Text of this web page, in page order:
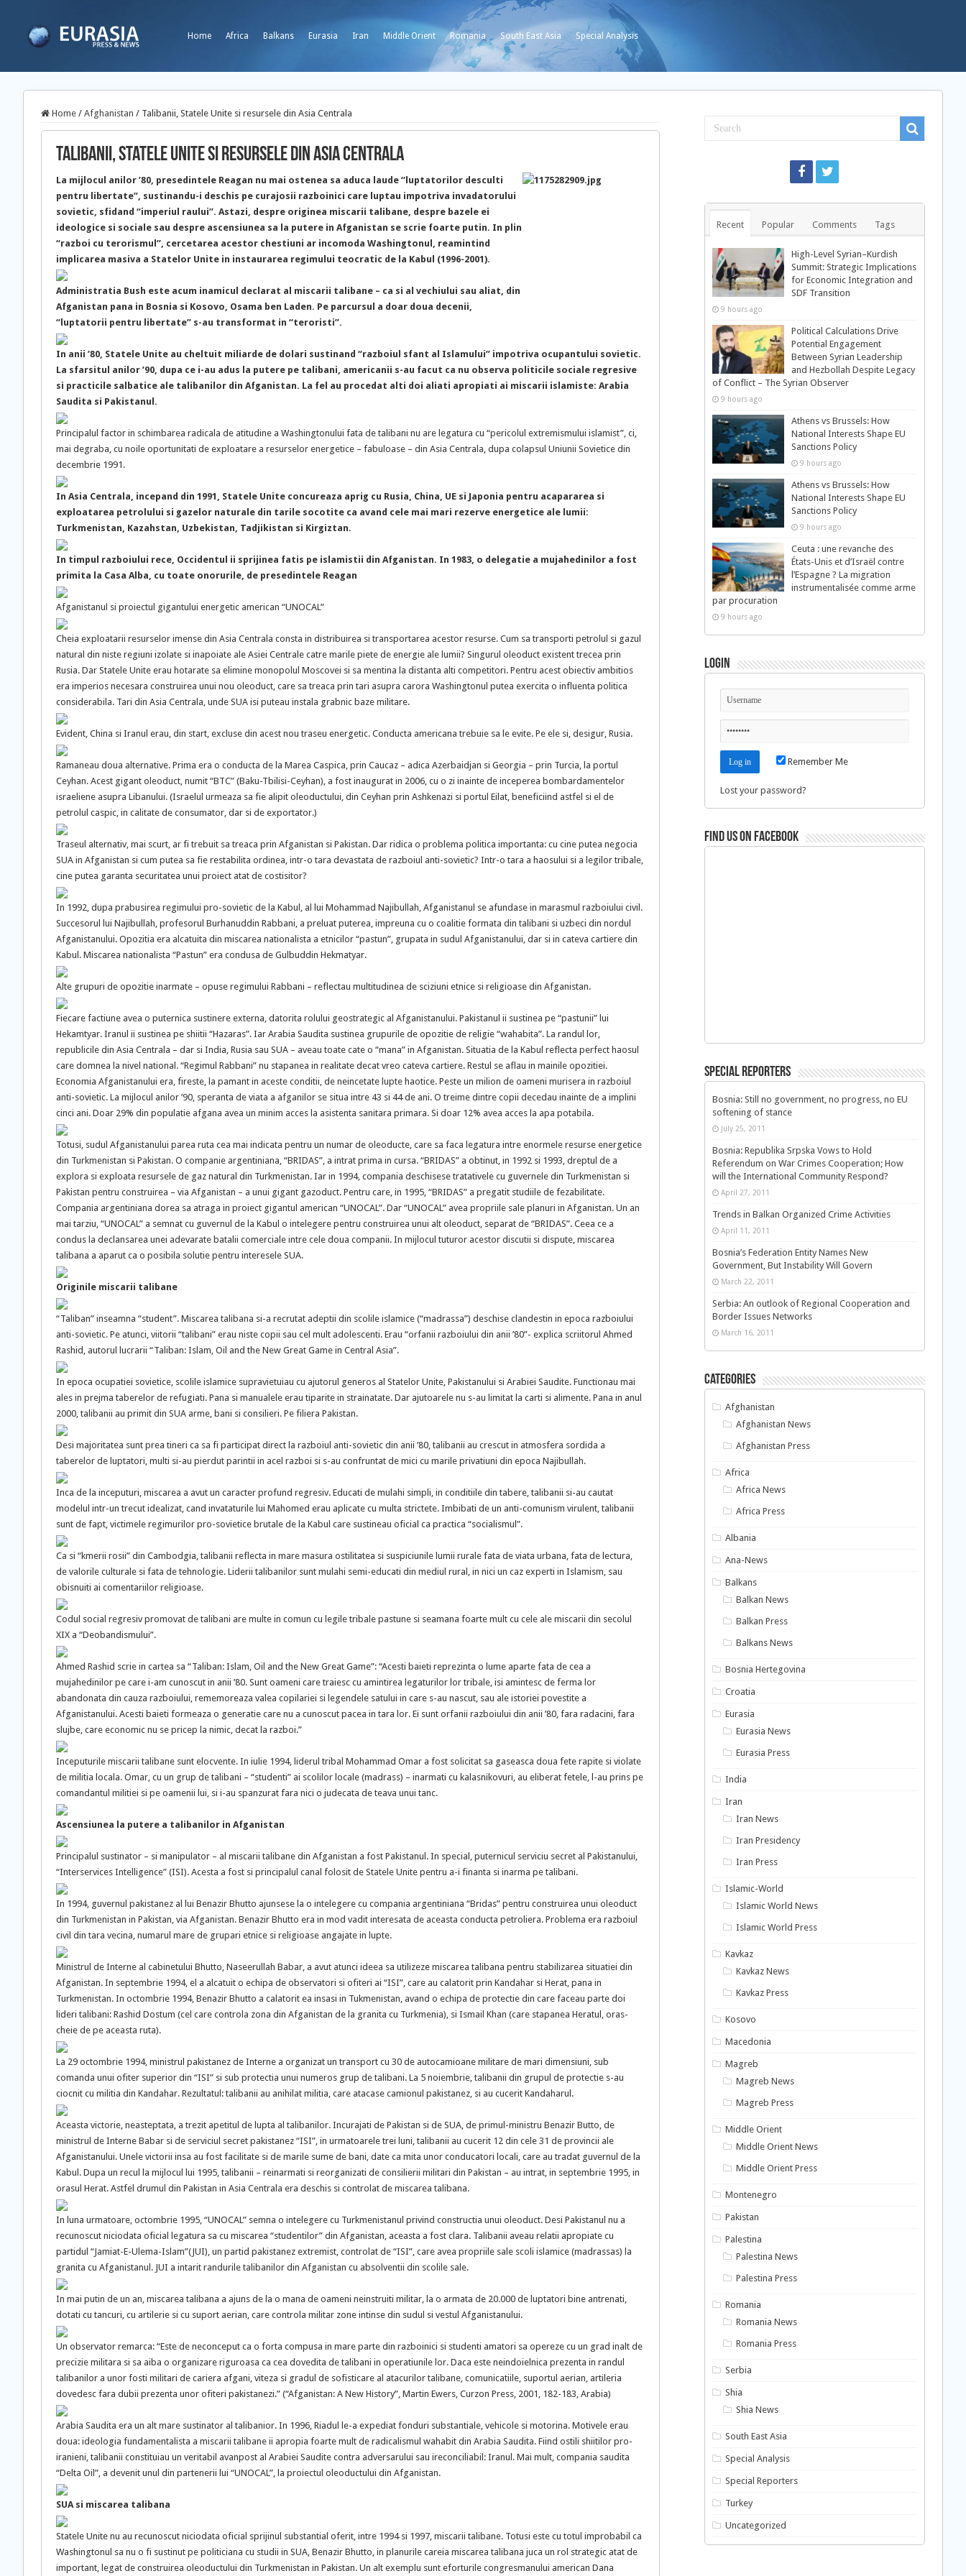
Home Africa Balkans Eurasia Iran Middle Orient Romania South East Asia Special Analysis
Home / Afghanistan / Talibanii, Statele Unite si resursele din Asia Centrala
Talibanii, Statele Unite si resursele din Asia Centrala
La mijlocul anilor ’80, presedintele Reagan nu mai ostenea sa aduca laude “luptatorilor desculti
pentru libertate”, sustinandu-i deschis pe curajosii razboinici care luptau impotriva invadatorului
sovietic, sfidand “imperiul raului”. Astazi, despre originea miscarii talibane, despre bazele ei
ideologice si sociale sau despre ascensiunea sa la putere in Afganistan se scrie foarte putin. In plin
“razboi cu terorismul”, cercetarea acestor chestiuni ar incomoda Washingtonul, reamintind
implicarea masiva a Statelor Unite in instaurarea regimului teocratic de la Kabul (1996-2001).
Administratia Bush este acum inamicul declarat al miscarii talibane – ca si al vechiului sau aliat, din
Afganistan pana in Bosnia si Kosovo, Osama ben Laden. Pe parcursul a doar doua decenii,
“luptatorii pentru libertate” s-au transformat in “teroristi”.
In anii ’80, Statele Unite au cheltuit miliarde de dolari sustinand “razboiul sfant al Islamului” impotriva ocupantului sovietic.
La sfarsitul anilor ’90, dupa ce i-au adus la putere pe talibani, americanii s-au facut ca nu observa politicile sociale regresive
si practicile salbatice ale talibanilor din Afganistan. La fel au procedat alti doi aliati apropiati ai miscarii islamiste: Arabia
Saudita si Pakistanul.
Principalul factor in schimbarea radicala de atitudine a Washingtonului fata de talibani nu are legatura cu “pericolul extremismului islamist”, ci,
mai degraba, cu noile oportunitati de exploatare a resurselor energetice – fabuloase – din Asia Centrala, dupa colapsul Uniunii Sovietice din
decembrie 1991.
In Asia Centrala, incepand din 1991, Statele Unite concureaza aprig cu Rusia, China, UE si Japonia pentru acapararea si
exploatarea petrolului si gazelor naturale din tarile socotite ca avand cele mai mari rezerve energetice ale lumii:
Turkmenistan, Kazahstan, Uzbekistan, Tadjikistan si Kirgiztan.
In timpul razboiului rece, Occidentul ii sprijinea fatis pe islamistii din Afganistan. In 1983, o delegatie a mujahedinilor a fost
primita la Casa Alba, cu toate onorurile, de presedintele Reagan
Afganistanul si proiectul gigantului energetic american “UNOCAL”
Cheia exploatarii resurselor imense din Asia Centrala consta in distribuirea si transportarea acestor resurse. Cum sa transporti petrolul si gazul
natural din niste regiuni izolate si inapoiate ale Asiei Centrale catre marile piete de energie ale lumii? Singurul oleoduct existent trecea prin
Rusia. Dar Statele Unite erau hotarate sa elimine monopolul Moscovei si sa mentina la distanta alti competitori. Pentru acest obiectiv ambitios
era imperios necesara construirea unui nou oleoduct, care sa treaca prin tari asupra carora Washingtonul putea exercita o influenta politica
considerabila. Tari din Asia Centrala, unde SUA isi puteau instala grabnic baze militare.
Evident, China si Iranul erau, din start, excluse din acest nou traseu energetic. Conducta americana trebuie sa le evite. Pe ele si, desigur, Rusia.
Ramaneau doua alternative. Prima era o conducta de la Marea Caspica, prin Caucaz – adica Azerbaidjan si Georgia – prin Turcia, la portul
Ceyhan. Acest gigant oleoduct, numit “BTC” (Baku-Tbilisi-Ceyhan), a fost inaugurat in 2006, cu o zi inainte de inceperea bombardamentelor
israeliene asupra Libanului. (Israelul urmeaza sa fie alipit oleoductului, din Ceyhan prin Ashkenazi si portul Eilat, beneficiind astfel si el de
petrolul caspic, in calitate de consumator, dar si de exportator.)
Traseul alternativ, mai scurt, ar fi trebuit sa treaca prin Afganistan si Pakistan. Dar ridica o problema politica importanta: cu cine putea negocia
SUA in Afganistan si cum putea sa fie restabilita ordinea, intr-o tara devastata de razboiul anti-sovietic? Intr-o tara a haosului si a legilor tribale,
cine putea garanta securitatea unui proiect atat de costisitor?
In 1992, dupa prabusirea regimului pro-sovietic de la Kabul, al lui Mohammad Najibullah, Afganistanul se afundase in marasmul razboiului civil.
Succesorul lui Najibullah, profesorul Burhanuddin Rabbani, a preluat puterea, impreuna cu o coalitie formata din talibani si uzbeci din nordul
Afganistanului. Opozitia era alcatuita din miscarea nationalista a etnicilor “pastun”, grupata in sudul Afganistanului, dar si in cateva cartiere din
Kabul. Miscarea nationalista “Pastun” era condusa de Gulbuddin Hekmatyar.
Alte grupuri de opozitie inarmate – opuse regimului Rabbani – reflectau multitudinea de sciziuni etnice si religioase din Afganistan.
Fiecare factiune avea o puternica sustinere externa, datorita rolului geostrategic al Afganistanului. Pakistanul ii sustinea pe “pastunii” lui
Hekamtyar. Iranul ii sustinea pe shiitii “Hazaras”. Iar Arabia Saudita sustinea grupurile de opozitie de religie “wahabita”. La randul lor,
republicile din Asia Centrala – dar si India, Rusia sau SUA – aveau toate cate o “mana” in Afganistan. Situatia de la Kabul reflecta perfect haosul
care domnea la nivel national. “Regimul Rabbani” nu stapanea in realitate decat vreo cateva cartiere. Restul se aflau in mainile opozitiei.
Economia Afganistanului era, fireste, la pamant in aceste conditii, de neincetate lupte haotice. Peste un milion de oameni murisera in razboiul
anti-sovietic. La mijlocul anilor ’90, speranta de viata a afganilor se situa intre 43 si 44 de ani. O treime dintre copii decedau inainte de a implini
cinci ani. Doar 29% din populatie afgana avea un minim acces la asistenta sanitara primara. Si doar 12% avea acces la apa potabila.
Totusi, sudul Afganistanului parea ruta cea mai indicata pentru un numar de oleoducte, care sa faca legatura intre enormele resurse energetice
din Turkmenistan si Pakistan. O companie argentiniana, “BRIDAS”, a intrat prima in cursa. “BRIDAS” a obtinut, in 1992 si 1993, dreptul de a
explora si exploata resursele de gaz natural din Turkmenistan. Iar in 1994, compania deschisese tratativele cu guvernele din Turkmenistan si
Pakistan pentru construirea – via Afganistan – a unui gigant gazoduct. Pentru care, in 1995, “BRIDAS” a pregatit studiile de fezabilitate.
Compania argentiniana dorea sa atraga in proiect gigantul american “UNOCAL”. Dar “UNOCAL” avea propriile sale planuri in Afganistan. Un an
mai tarziu, “UNOCAL” a semnat cu guvernul de la Kabul o intelegere pentru construirea unui alt oleoduct, separat de “BRIDAS”. Ceea ce a
condus la declansarea unei adevarate batalii comerciale intre cele doua companii. In mijlocul tuturor acestor discutii si dispute, miscarea
talibana a aparut ca o posibila solutie pentru interesele SUA.
Originile miscarii talibane
“Taliban” inseamna “student”. Miscarea talibana si-a recrutat adeptii din scolile islamice (“madrassa”) deschise clandestin in epoca razboiului
anti-sovietic. Pe atunci, viitorii “talibani” erau niste copii sau cel mult adolescenti. Erau “orfanii razboiului din anii ’80”- explica scriitorul Ahmed
Rashid, autorul lucrarii “Taliban: Islam, Oil and the New Great Game in Central Asia”.
In epoca ocupatiei sovietice, scolile islamice supravietuiau cu ajutorul generos al Statelor Unite, Pakistanului si Arabiei Saudite. Functionau mai
ales in prejma taberelor de refugiati. Pana si manualele erau tiparite in strainatate. Dar ajutoarele nu s-au limitat la carti si alimente. Pana in anul
2000, talibanii au primit din SUA arme, bani si consilieri. Pe filiera Pakistan.
Desi majoritatea sunt prea tineri ca sa fi participat direct la razboiul anti-sovietic din anii ’80, talibanii au crescut in atmosfera sordida a
taberelor de luptatori, multi si-au pierdut parintii in acel razboi si s-au confruntat de mici cu marile privatiuni din epoca Najibullah.
Inca de la inceputuri, miscarea a avut un caracter profund regresiv. Educati de mulahi simpli, in conditiile din tabere, talibanii si-au cautat
modelul intr-un trecut idealizat, cand invataturile lui Mahomed erau aplicate cu multa strictete. Imbibati de un anti-comunism virulent, talibanii
sunt de fapt, victimele regimurilor pro-sovietice brutale de la Kabul care sustineau oficial ca practica “socialismul”.
Ca si “kmerii rosii” din Cambodgia, talibanii reflecta in mare masura ostilitatea si suspiciunile lumii rurale fata de viata urbana, fata de lectura,
de valorile culturale si fata de tehnologie. Liderii talibanilor sunt mulahi semi-educati din mediul rural, in nici un caz experti in Islamism, sau
obisnuiti ai comentariilor religioase.
Codul social regresiv promovat de talibani are multe in comun cu legile tribale pastune si seamana foarte mult cu cele ale miscarii din secolul
XIX a “Deobandismului”.
Ahmed Rashid scrie in cartea sa “Taliban: Islam, Oil and the New Great Game”: “Acesti baieti reprezinta o lume aparte fata de cea a
mujahedinilor pe care i-am cunoscut in anii ’80. Sunt oameni care traiesc cu amintirea legaturilor lor tribale, isi amintesc de ferma lor
abandonata din cauza razboiului, rememoreaza valea copilariei si legendele satului in care s-au nascut, sau ale istoriei povestite a
Afganistanului. Acesti baieti formeaza o generatie care nu a cunoscut pacea in tara lor. Ei sunt orfanii razboiului din anii ’80, fara radacini, fara
slujbe, care economic nu se pricep la nimic, decat la razboi.”
Inceputurile miscarii talibane sunt elocvente. In iulie 1994, liderul tribal Mohammad Omar a fost solicitat sa gaseasca doua fete rapite si violate
de militia locala. Omar, cu un grup de talibani – “studenti” ai scolilor locale (madrass) – inarmati cu kalasnikovuri, au eliberat fetele, l-au prins pe
comandantul militiei si pe oamenii lui, si i-au spanzurat fara nici o judecata de teava unui tanc.
Ascensiunea la putere a talibanilor in Afganistan
Principalul sustinator – si manipulator – al miscarii talibane din Afganistan a fost Pakistanul. In special, puternicul serviciu secret al Pakistanului,
“Interservices Intelligence” (ISI). Acesta a fost si principalul canal folosit de Statele Unite pentru a-i finanta si inarma pe talibani.
In 1994, guvernul pakistanez al lui Benazir Bhutto ajunsese la o intelegere cu compania argentiniana “Bridas” pentru construirea unui oleoduct
din Turkmenistan in Pakistan, via Afganistan. Benazir Bhutto era in mod vadit interesata de aceasta conducta petroliera. Problema era razboiul
civil din tara vecina, numarul mare de grupari etnice si religioase angajate in lupte.
Ministrul de Interne al cabinetului Bhutto, Naseerullah Babar, a avut atunci ideea sa utilizeze miscarea talibana pentru stabilizarea situatiei din
Afganistan. In septembrie 1994, el a alcatuit o echipa de observatori si ofiteri ai “ISI”, care au calatorit prin Kandahar si Herat, pana in
Turkmenistan. In octombrie 1994, Benazir Bhutto a calatorit ea insasi in Tukmenistan, avand o echipa de protectie din care faceau parte doi
lideri talibani: Rashid Dostum (cel care controla zona din Afganistan de la granita cu Turkmenia), si Ismail Khan (care stapanea Heratul, oras-
cheie de pe aceasta ruta).
La 29 octombrie 1994, ministrul pakistanez de Interne a organizat un transport cu 30 de autocamioane militare de mari dimensiuni, sub
comanda unui ofiter superior din “ISI” si sub protectia unui numeros grup de talibani. La 5 noiembrie, talibanii din grupul de protectie s-au
ciocnit cu militia din Kandahar. Rezultatul: talibanii au anihilat militia, care atacase camionul pakistanez, si au cucerit Kandaharul.
Aceasta victorie, neasteptata, a trezit apetitul de lupta al talibanilor. Incurajati de Pakistan si de SUA, de primul-ministru Benazir Butto, de
ministrul de Interne Babar si de serviciul secret pakistanez “ISI”, in urmatoarele trei luni, talibanii au cucerit 12 din cele 31 de provincii ale
Afganistanului. Unele victorii insa au fost facilitate si de marile sume de bani, date ca mita unor conducatori locali, care au tradat guvernul de la
Kabul. Dupa un recul la mijlocul lui 1995, talibanii – reinarmati si reorganizati de consilierii militari din Pakistan – au intrat, in septembrie 1995, in
orasul Herat. Astfel drumul din Pakistan in Asia Centrala era deschis si controlat de miscarea talibana.
In luna urmatoare, octombrie 1995, “UNOCAL” semna o intelegere cu Turkmenistanul privind constructia unui oleoduct. Desi Pakistanul nu a
recunoscut niciodata oficial legatura sa cu miscarea “studentilor” din Afganistan, aceasta a fost clara. Talibanii aveau relatii apropiate cu
partidul “Jamiat-E-Ulema-Islam”(JUI), un partid pakistanez extremist, controlat de “ISI”, care avea propriile sale scoli islamice (madrassas) la
granita cu Afganistanul. JUI a intarit randurile talibanilor din Afganistan cu absolventii din scolile sale.
In mai putin de un an, miscarea talibana a ajuns de la o mana de oameni neinstruiti militar, la o armata de 20.000 de luptatori bine antrenati,
dotati cu tancuri, cu artilerie si cu suport aerian, care controla militar zone intinse din sudul si vestul Afganistanului.
Un observator remarca: “Este de neconceput ca o forta compusa in mare parte din razboinici si studenti amatori sa opereze cu un grad inalt de
precizie militara si sa aiba o organizare riguroasa ca cea dovedita de talibani in operatiunile lor. Daca este neindoielnica prezenta in randul
talibanilor a unor fosti militari de cariera afgani, viteza si gradul de sofisticare al atacurilor talibane, comunicatiile, suportul aerian, artileria
dovedesc fara dubii prezenta unor ofiteri pakistanezi.” (“Afganistan: A New History”, Martin Ewers, Curzon Press, 2001, 182-183, Arabia)
Arabia Saudita era un alt mare sustinator al talibanior. In 1996, Riadul le-a expediat fonduri substantiale, vehicole si motorina. Motivele erau
doua: ideologia fundamentalista a miscarii talibane ii apropia foarte mult de radicalismul wahabit din Arabia Saudita. Fiind ostili shiitilor pro-
iranieni, talibanii constituiau un veritabil avanpost al Arabiei Saudite contra adversarului sau ireconciliabil: Iranul. Mai mult, compania saudita
“Delta Oil”, a devenit unul din partenerii lui “UNOCAL”, la proiectul oleoductului din Afganistan.
SUA si miscarea talibana
Statele Unite nu au recunoscut niciodata oficial sprijinul substantial oferit, intre 1994 si 1997, miscarii talibane. Totusi este cu totul improbabil ca
Washingtonul sa nu o fi sustinut pe politiciana cu studii in SUA, Benazir Bhutto, in planurile careia miscarea talibana juca un rol strategic atat de
important, legat de construirea oleoductului din Turkmenistan in Pakistan. Un alt exemplu sunt eforturile congresmanului american Dana
Recent Popular Comments Tags
High-Level Syrian–Kurdish
Summit: Strategic Implications
for Economic Integration and
SDF Transition
9 hours ago
Political Calculations Drive
Potential Engagement
Between Syrian Leadership
and Hezbollah Despite Legacy
of Conflict – The Syrian Observer
9 hours ago
Athens vs Brussels: How
National Interests Shape EU
Sanctions Policy
9 hours ago
Athens vs Brussels: How
National Interests Shape EU
Sanctions Policy
9 hours ago
Ceuta : une revanche des
États-Unis et d’Israël contre
l’Espagne ? La migration
instrumentalisée comme arme
par procuration
9 hours ago
Login
Remember Me
Lost your password?
Find us on Facebook
Special Reporters
Bosnia: Still no government, no progress, no EU
softening of stance
July 25, 2011
Bosnia: Republika Srpska Vows to Hold
Referendum on War Crimes Cooperation; How
will the International Community Respond?
April 27, 2011
Trends in Balkan Organized Crime Activities
April 11, 2011
Bosnia’s Federation Entity Names New
Government, But Instability Will Govern
March 22, 2011
Serbia: An outlook of Regional Cooperation and
Border Issues Networks
March 16, 2011
Categories
Afghanistan
Afghanistan News
Afghanistan Press
Africa
Africa News
Africa Press
Albania
Ana-News
Balkans
Balkan News
Balkan Press
Balkans News
Bosnia Hertegovina
Croatia
Eurasia
Eurasia News
Eurasia Press
India
Iran
Iran News
Iran Presidency
Iran Press
Islamic-World
Islamic World News
Islamic World Press
Kavkaz
Kavkaz News
Kavkaz Press
Kosovo
Macedonia
Magreb
Magreb News
Magreb Press
Middle Orient
Middle Orient News
Middle Orient Press
Montenegro
Pakistan
Palestina
Palestina News
Palestina Press
Romania
Romania News
Romania Press
Serbia
Shia
Shia News
South East Asia
Special Analysis
Special Reporters
Turkey
Uncategorized